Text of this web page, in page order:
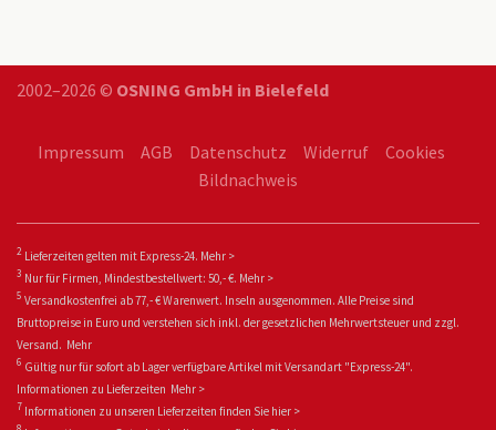
2002–2026 © OSNING GmbH in Bielefeld
Impressum AGB Datenschutz Widerruf
Cookies
Bildnachweis
2 Lieferzeiten gelten mit Express-24. Mehr >
3 Nur für Firmen, Mindestbestellwert: 50,- €. Mehr >
5 Versandkostenfrei ab 77,- € Warenwert. Inseln ausgenommen. Alle Preise sind
Bruttopreise in Euro und verstehen sich inkl. der gesetzlichen Mehrwertsteuer und zzgl.
Versand. Mehr
6 Gültig nur für sofort ab Lager verfügbare Artikel mit Versandart "Express-24".
Informationen zu Lieferzeiten Mehr >
7 Informationen zu unseren Lieferzeiten finden Sie hier >